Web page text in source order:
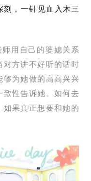
，一针见血入木三
师用自己的婆媳关系
方讲不好听的话时
为她做的高高兴兴
性告诉她。如何去
果真正想要和她的